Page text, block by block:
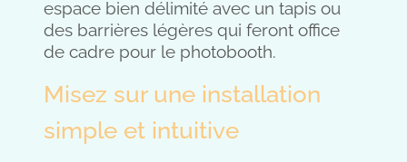
espace bien délimité avec un tapis ou
des barrières légères qui feront office
de cadre pour le photobooth.
Misez sur une installation
simple et intuitive